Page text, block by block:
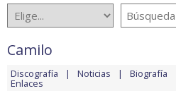
Camilo
Discografía Noticias Biografía
Enlaces